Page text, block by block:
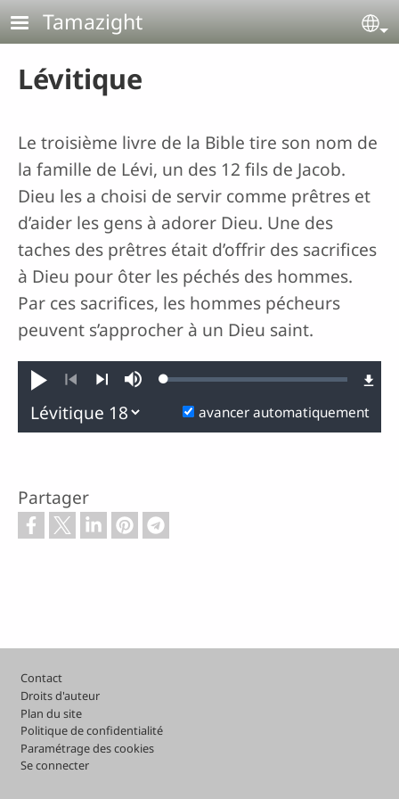
Aller au contenu principal
Tamazight
Lévitique
Le troisième livre de la Bible tire son nom de
la famille de Lévi, un des 12 fils de Jacob.
Dieu les a choisi de servir comme prêtres et
d’aider les gens à adorer Dieu. Une des
taches des prêtres était d’offrir des sacrifices
à Dieu pour ôter les péchés des hommes.
Par ces sacrifices, les hommes pécheurs
peuvent s’approcher à un Dieu saint.
Jouer
PrécédentSuivant
SourdineLoaded:
avancer automatiquement
Partager
Footer
Contact
Droits d'auteur
Plan du site
Politique de confidentialité
Paramétrage des cookies
Se connecter